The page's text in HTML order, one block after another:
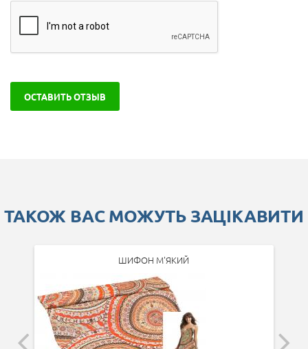
ОСТАВИТЬ ОТЗЫВ
ТАКОЖ ВАС МОЖУТЬ ЗАЦІКАВИТИ
ШИФОН М'ЯКИЙ